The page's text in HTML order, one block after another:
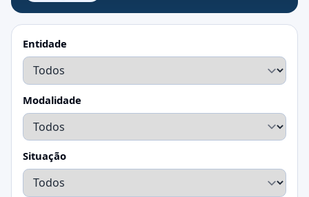
Entidade
Modalidade
Situação